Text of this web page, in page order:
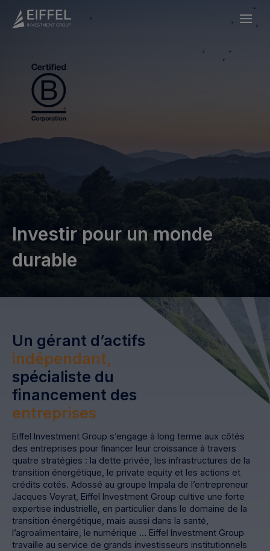
Investir pour unmonde
durable
Un gérant d’actifs
indépendant,
spécialiste du
financement des
entreprises
Eiffel Investment Group s’engage à long terme aux côtés
des entreprises pour financer leur croissance à travers
quatre stratégies : la dette privée, les infrastructures de la
transition énergétique, le private equity et les actions et
crédits cotés. Adossé au groupe Impala de l’entrepreneur
Jacques Veyrat, Eiffel Investment Group cultive une forte
expertise industrielle, en particulier dans le domaine de la
transition énergétique, mais aussi dans la santé,
l’agroalimentaire, le numérique … Eiffel Investment Group
travaille au service de grands investisseurs institutionnels